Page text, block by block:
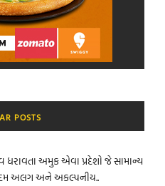
POSTS
ધરાવતા અમુક એવા પ્રદેશો જે સામાન્ય
અલગ અને અકલ્પનીય..